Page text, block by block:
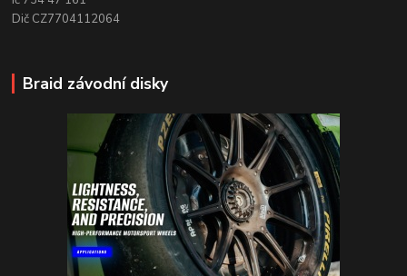
Dič CZ7704112064
Braid závodní disky